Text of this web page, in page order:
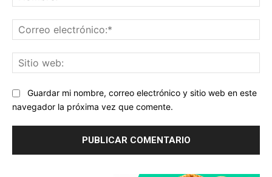
Guardar mi nombre, correo electrónico y sitio web en este
navegador la próxima vez que comente.